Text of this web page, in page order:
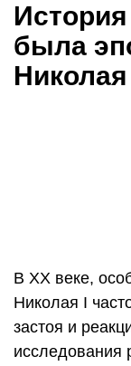
была
В ХХ веке,
Николая I
застоя и
исследования